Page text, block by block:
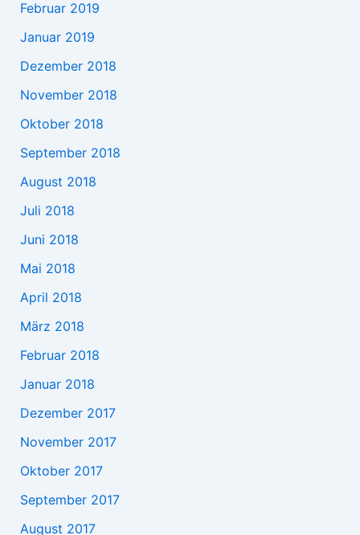
Februar 2019
Januar 2019
Dezember 2018
November 2018
Oktober 2018
September 2018
August 2018
Juli 2018
Juni 2018
Mai 2018
April 2018
März 2018
Februar 2018
Januar 2018
Dezember 2017
November 2017
Oktober 2017
September 2017
August 2017